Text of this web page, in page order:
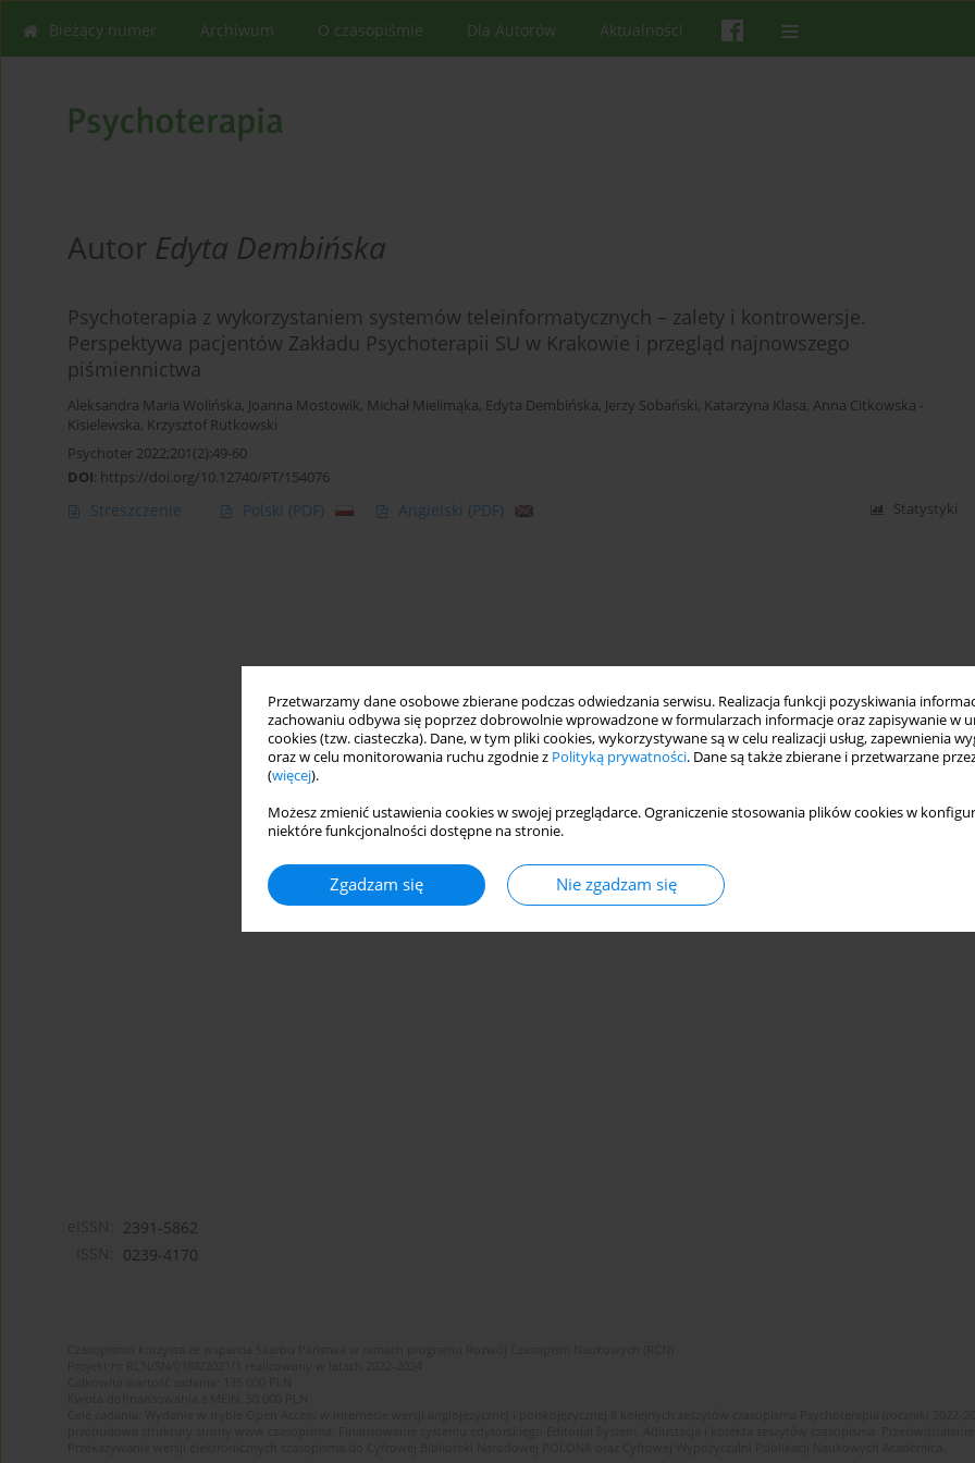
Przetwarzamy dane osobowe zbierane podczas odwiedzania serwisu. Realizacja funkcji pozyskiwania
zachowaniu odbywa się poprzez dobrowolnie wprowadzone w formularzach informacje oraz zapisywanie w
cookies (tzw. ciasteczka). Dane, w tym pliki cookies, wykorzystywane są w celu realizacji usług, zapewnienia
oraz w celu monitorowania ruchu zgodnie z Polityką prywatności. Dane są także zbierane i przetwarzane
(więcej).
Możesz zmienić ustawienia cookies w swojej przeglądarce. Ograniczenie stosowania plików cookies w
niektóre funkcjonalności dostępne na stronie.
Zgadzam się Nie zgadzam się
Bieżący numer Archiwum O czasopiśmie Dla Autorów Aktualności
Autor Edyta Dembińska
Psychoterapia z wykorzystaniem systemów teleinformatycznych – zalety i kontrowersje.
Perspektywa pacjentów Zakładu Psychoterapii SU w Krakowie i przegląd najnowszego
piśmiennictwa
Aleksandra Maria Wolińska, Joanna Mostowik, Michał Mielimąka, Edyta Dembińska, Jerzy Sobański, Katarzyna Klasa, Anna Citkowska -
Kisielewska, Krzysztof Rutkowski
Psychoter 2022;201(2):49-60
DOI: https://doi.org/10.12740/PT/154076
Streszczenie Polski (PDF) Angielski (PDF) Statystyki
2391-5862
0239-4170